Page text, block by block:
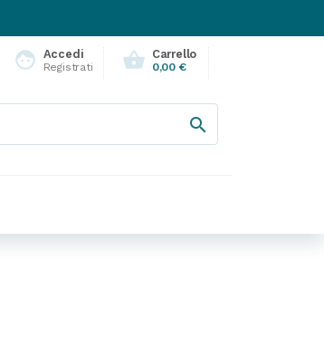
face Accedi
Registrati shopping_basket Carrello
0,00 €
